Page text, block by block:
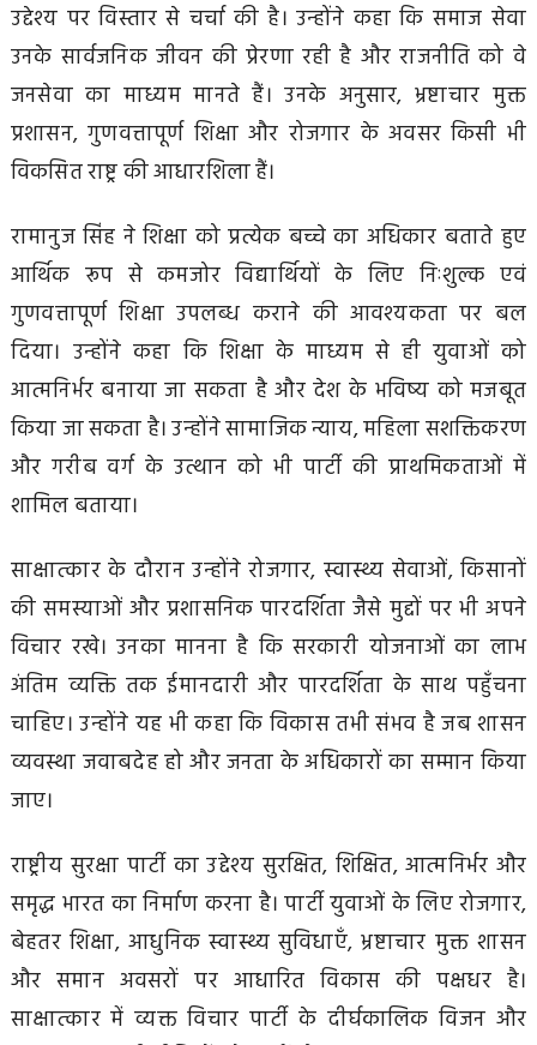
उद्देश्य पर विस्तार से चर्चा की है। उन्होंने कहा कि समाज सेवा
उनके सार्वजनिक जीवन की प्रेरणा रही है और राजनीति को वे
जनसेवा का माध्यम मानते हैं। उनके अनुसार, भ्रष्टाचार मुक्त
प्रशासन, गुणवत्तापूर्ण शिक्षा और रोजगार के अवसर किसी भी
विकसित राष्ट्र की आधारशिला हैं।
रामानुज सिंह ने शिक्षा को प्रत्येक बच्चे का अधिकार बताते हुए
आर्थिक रूप से कमजोर विद्यार्थियों के लिए निःशुल्क एवं
गुणवत्तापूर्ण शिक्षा उपलब्ध कराने की आवश्यकता पर बल
दिया। उन्होंने कहा कि शिक्षा के माध्यम से ही युवाओं को
आत्मनिर्भर बनाया जा सकता है और देश के भविष्य को मजबूत
किया जा सकता है। उन्होंने सामाजिक न्याय, महिला सशक्तिकरण
और गरीब वर्ग के उत्थान को भी पार्टी की प्राथमिकताओं में
शामिल बताया।
साक्षात्कार के दौरान उन्होंने रोजगार, स्वास्थ्य सेवाओं, किसानों
की समस्याओं और प्रशासनिक पारदर्शिता जैसे मुद्दों पर भी अपने
विचार रखे। उनका मानना है कि सरकारी योजनाओं का लाभ
अंतिम व्यक्ति तक ईमानदारी और पारदर्शिता के साथ पहुँचना
चाहिए। उन्होंने यह भी कहा कि विकास तभी संभव है जब शासन
व्यवस्था जवाबदेह हो और जनता के अधिकारों का सम्मान किया
जाए।
राष्ट्रीय सुरक्षा पार्टी का उद्देश्य सुरक्षित, शिक्षित, आत्मनिर्भर और
समृद्ध भारत का निर्माण करना है। पार्टी युवाओं के लिए रोजगार,
बेहतर शिक्षा, आधुनिक स्वास्थ्य सुविधाएँ, भ्रष्टाचार मुक्त शासन
और समान अवसरों पर आधारित विकास की पक्षधर है।
साक्षात्कार में व्यक्त विचार पार्टी के दीर्घकालिक विजन और